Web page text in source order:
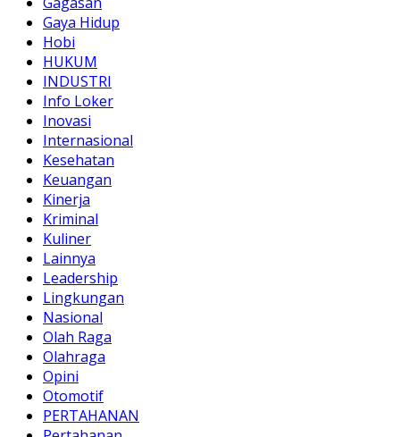
Gaya Hidup
Hobi
HUKUM
INDUSTRI
Info Loker
Inovasi
Internasional
Kesehatan
Keuangan
Kinerja
Kriminal
Kuliner
Lainnya
Leadership
Lingkungan
Nasional
Olah Raga
Olahraga
Opini
Otomotif
PERTAHANAN